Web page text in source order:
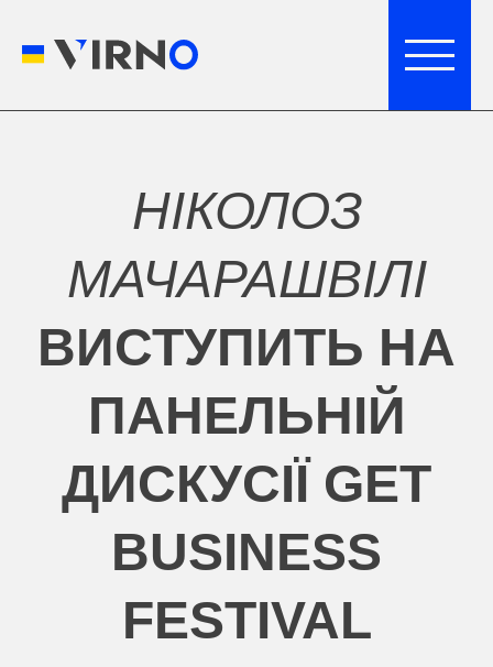
НІКОЛОЗ
МАЧАРАШВІЛІ
ВИСТУПИТЬ НА
ПАНЕЛЬНІЙ
ДИСКУСІЇ GET
BUSINESS
FESTIVAL